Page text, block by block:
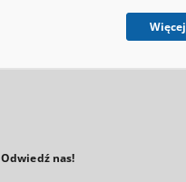
Więcej
Odwiedź nas!